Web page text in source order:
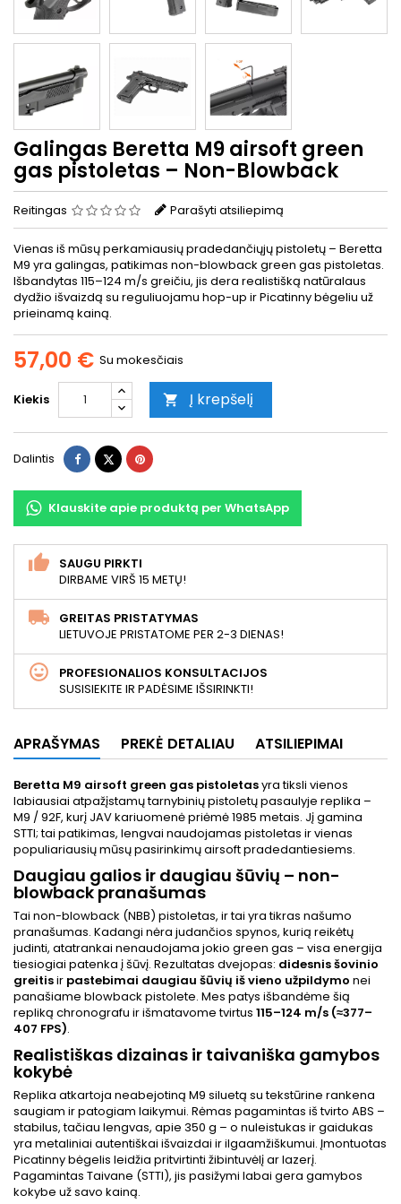
Galingas Beretta M9 airsoft green
gas pistoletas – Non-Blowback
Reitingas Parašyti atsiliepimą
Vienas iš mūsų perkamiausių pradedančiųjų pistoletų – Beretta
M9 yra galingas, patikimas non-blowback green gas pistoletas.
Išbandytas 115–124 m/s greičiu, jis dera realistišką natūralaus
dydžio išvaizdą su reguliuojamu hop-up ir Picatinny bėgeliu už
prieinamą kainą.
57,00 € Su mokesčiais
Kiekis  Į krepšelį
Dalintis DalintisTwitterPinterest
Klauskite apie produktą per WhatsApp
SAUGU PIRKTI
DIRBAME VIRŠ 15 METŲ!
GREITAS PRISTATYMAS
LIETUVOJE PRISTATOME PER 2-3 DIENAS!
PROFESIONALIOS KONSULTACIJOS
SUSISIEKITE IR PADĖSIME IŠSIRINKTI!
APRAŠYMAS PREKĖ DETALIAU ATSILIEPIMAI
Beretta M9 airsoft green gas pistoletasyra tiksli vienos
labiausiai atpažįstamų tarnybinių pistoletų pasaulyje replika –
M9 / 92F, kurį JAV kariuomenė priėmė 1985 metais. Jį gamina
STTI; tai patikimas, lengvai naudojamas pistoletas ir vienas
populiariausių mūsų pasirinkimų airsoft pradedantiesiems.
Daugiau galios ir daugiau šūvių – non-
blowback pranašumas
Tai non-blowback (NBB) pistoletas, ir tai yra tikras našumo
pranašumas. Kadangi nėra judančios spynos, kurią reikėtų
judinti, atatrankai nenaudojama jokio green gas – visa energija
tiesiogiai patenka į šūvį. Rezultatas dvejopas: didesnis šovinio
greitisir pastebimai daugiau šūvių iš vieno užpildymo nei
panašiame blowback pistolete. Mes patys išbandėme šią
repliką chronografu ir išmatavome tvirtus 115–124 m/s (≈377–
407 FPS).
Realistiškas dizainas ir taivaniška gamybos
kokybė
Replika atkartoja neabejotiną M9 siluetą su tekstūrine rankena
saugiam ir patogiam laikymui. Rėmas pagamintas iš tvirto ABS –
stabilus, tačiau lengvas, apie 350 g – o nuleistukas ir gaidukas
yra metaliniai autentiškai išvaizdai ir ilgaamžiškumui. Įmontuotas
Picatinny bėgelis leidžia pritvirtinti žibintuvėlį ar lazerį.
Pagamintas Taivane (STTI), jis pasižymi labai gera gamybos
kokybe už savo kainą.